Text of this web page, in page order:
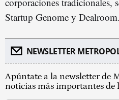
Startup Genome y Dealroom.
NEWSLETTER
Apúntate a la newsletter de
noticias más importantes de